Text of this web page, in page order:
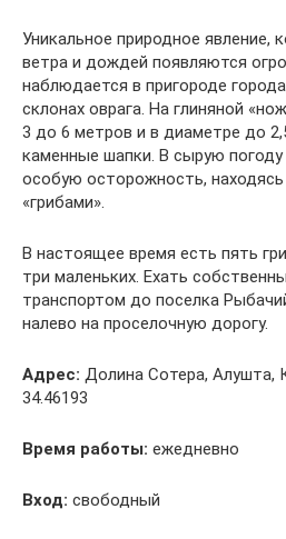
Уникальное природное явление,
ветра и дождей появляются
наблюдается в пригороде
склонах оврага. На глиняной
3 до 6 метров и в диаметре до
каменные шапки. В сырую
особую осторожность,
«грибами».
В настоящее время есть пять
три маленьких. Ехать
транспортом до поселка
налево на проселочную дорогу.
Адрес: Долина Сотера, Алушта,
34.46193
Время работы: ежедневно
Вход: свободный